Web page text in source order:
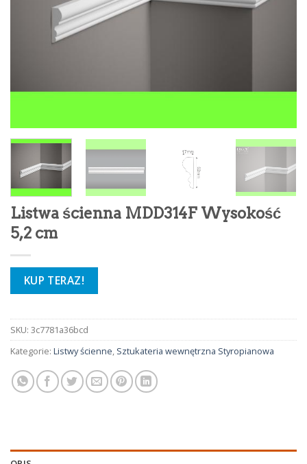
Listwa ścienna MDD314F Wysokość
5,2 cm
KUP TERAZ!
SKU: 3c7781a36bcd
Kategorie: Listwy ścienne, Sztukateria wewnętrzna Styropianowa